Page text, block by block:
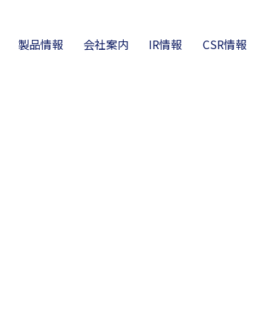
製品情報 会社案内 IR情報 CSR情報